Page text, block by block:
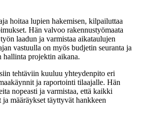
hoitaa lupien hakemisen, kilpailuttaa
Hän valvoo rakennustyömaata
laadun ja varmistaa aikataulujen
vastuulla on myös budjetin seuranta ja
hallinta projektin aikana.
tehtäviin kuuluu yhteydenpito eri
ja raportointi tilaajalle. Hän
nopeasti ja varmistaa, että kaikki
ja määräykset täyttyvät hankkeen